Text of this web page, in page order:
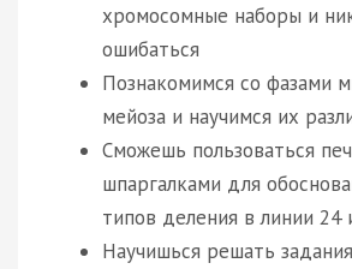
хромосомные наборы и
ошибаться
Познакомимся со фазами
мейоза и научимся их
Сможешь пользоваться
шпаргалками для
типов деления в линии 24
Научишься решать